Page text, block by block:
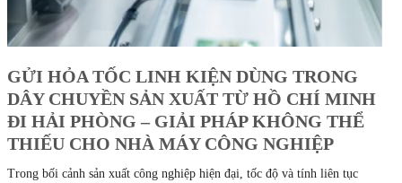
GỬI HỎA TỐC LINH KIỆN DÙNG TRONG
DÂY CHUYỀN SẢN XUẤT TỪ HỒ CHÍ MINH
ĐI HẢI PHÒNG – GIẢI PHÁP KHÔNG THỂ
THIẾU CHO NHÀ MÁY CÔNG NGHIỆP
Trong bối cảnh sản xuất công nghiệp hiện đại, tốc độ và tính liên tục